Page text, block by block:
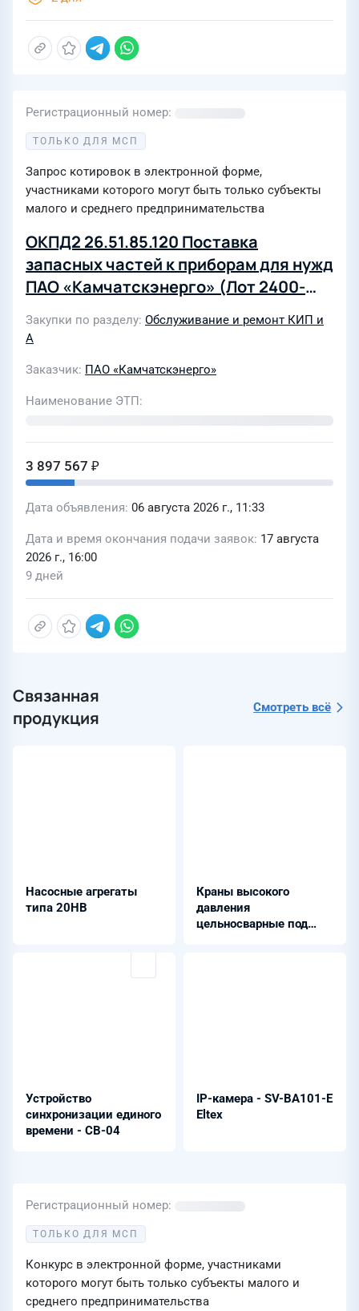
Регистрационный номер
ТОЛЬКО ДЛЯ МСП
Запрос котировок в электронной форме,
участниками которого могут быть только субъекты
малого и среднего предпринимательства
ОКПД2 26.51.85.120 Поставка
запасных частей к приборам для нужд
ПАО «Камчатскэнерго» (Лот 2400-
ЭКСП ПРОД-2027-КамчЭн)
Закупки по разделу Обслуживание и ремонт КИП и
А
Заказчик ПАО «Камчатскэнерго»
Наименование ЭТП
3 897 567 ₽
Дата объявления 06 августа 2026 г., 11:33
Дата и время окончания подачи заявок 17 августа
2026 г., 16:00
9 дней
Связанная
продукция
Смотреть всё
Насосные агрегаты
типа 20НВ
Краны высокого
давления
цельносварные под
Устройство
синхронизации единого
времени - СВ-04
IP-камера - SV-BA101-E
Eltex
Регистрационный номер
ТОЛЬКО ДЛЯ МСП
Конкурс в электронной форме, участниками
которого могут быть только субъекты малого и
среднего предпринимательства